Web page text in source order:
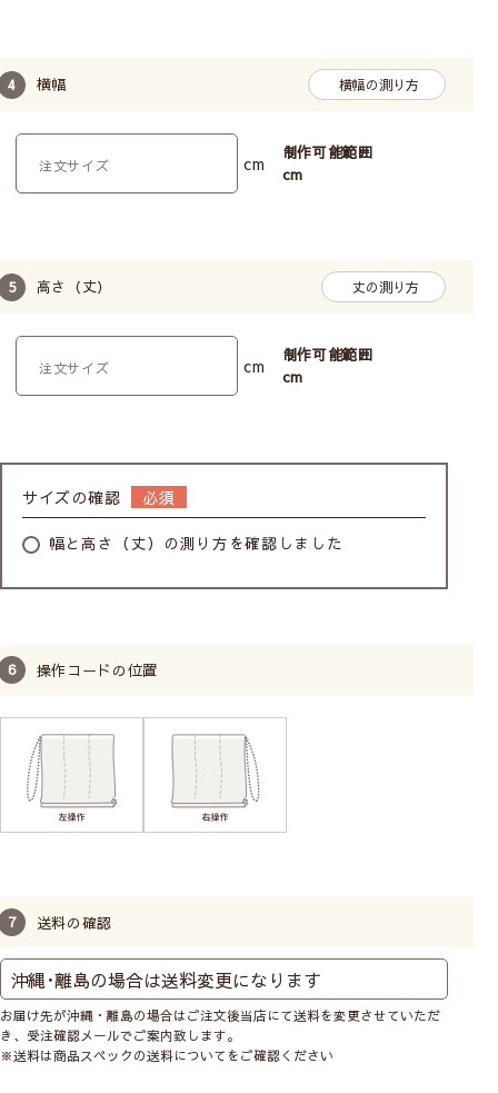
横幅 横幅の測り方
cm
制作可能範囲
cm
高さ（丈） 丈の測り方
cm
制作可能範囲
cm
サイズの確認
幅と高さ（丈）の測り方を確認しました
操作コードの位置
送料の確認
お届け先が沖縄・離島の場合はご注文後当店にて送料を変更させていただ
き、受注確認メールでご案内致します。
※送料は商品スペックの送料についてをご確認ください